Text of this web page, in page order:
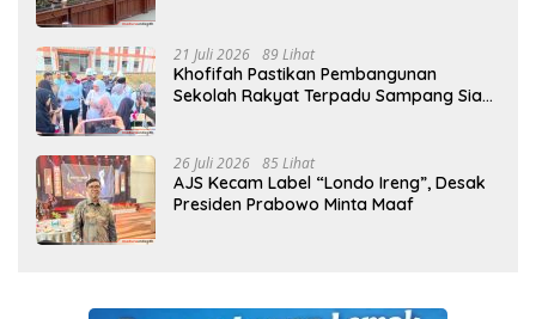
21 Juli 2026 89 Lihat
Khofifah Pastikan Pembangunan
Sekolah Rakyat Terpadu Sampang Siap
26 Juli 2026 85 Lihat
AJS Kecam Label “Londo Ireng”, Desak
Presiden Prabowo Minta Maaf